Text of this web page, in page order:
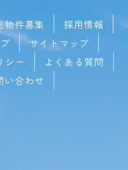
物件募集
採用情報
サイトマップ
シー
よくある質問
い合わせ